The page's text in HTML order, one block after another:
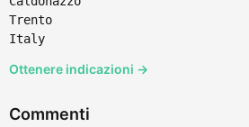
Trento
Italy
Ottenere indicazioni →
Commenti